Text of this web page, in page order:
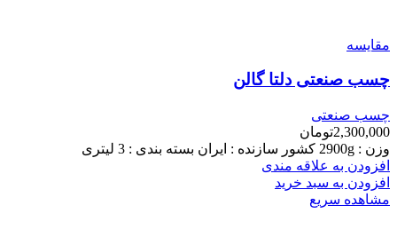
مقایسه
چسب صنعتی دلتا گالن
چسب صنعتی
2,300,000تومان
وزن : 2900g کشور سازنده : ایران بسته بندی : 3 لیتری
افزودن به علاقه مندی
افزودن به سبد خرید
مشاهده سریع